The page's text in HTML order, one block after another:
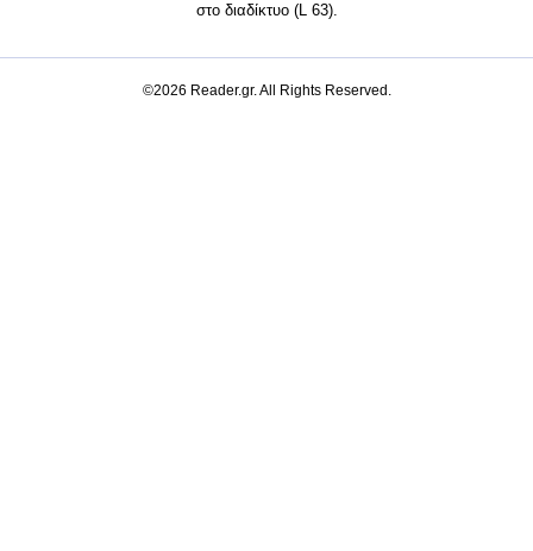
στο διαδίκτυο (L 63).
©2026 Reader.gr. All Rights Reserved.